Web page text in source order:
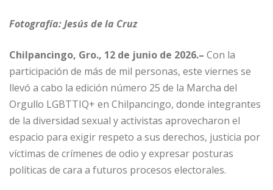
Fotografía: Jesús de la Cruz
Chilpancingo, Gro., 12 de junio de 2026.– Con la
participación de más de mil personas, este viernes se
llevó a cabo la edición número 25 de la Marcha del
Orgullo LGBTTIQ+ en Chilpancingo, donde integrantes
de la diversidad sexual y activistas aprovecharon el
espacio para exigir respeto a sus derechos, justicia por
víctimas de crímenes de odio y expresar posturas
políticas de cara a futuros procesos electorales.